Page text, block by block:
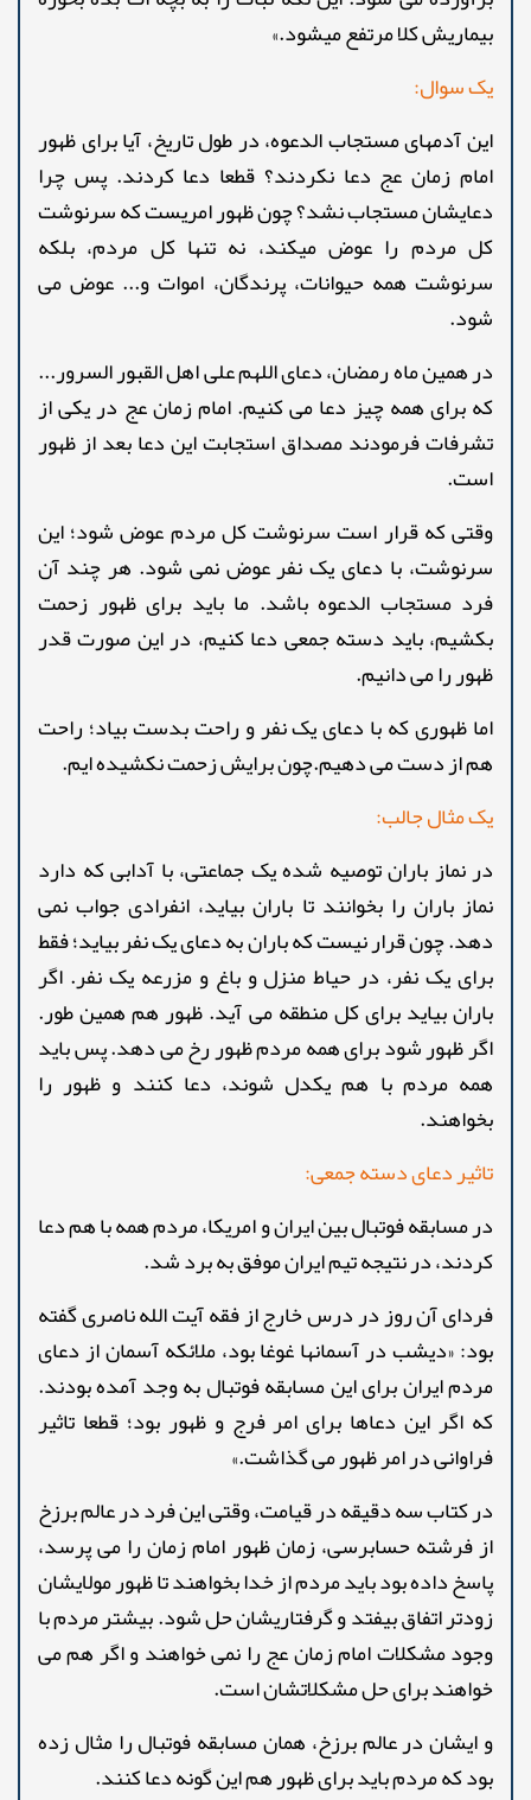
بیماریش کلا مرتفع میشود.»
یک سوال:
این آدمهای مستجاب الدعوه، در طول تاریخ، آیا برای ظهور
امام زمان عج دعا نکردند؟ قطعا دعا کردند. پس چرا
دعایشان مستجاب نشد؟ چون ظهور امریست که سرنوشت
کل مردم را عوض میکند، نه تنها کل مردم، بلکه
سرنوشت همه حیوانات، پرندگان، اموات و... عوض می
شود.
در همین ماه رمضان، دعای اللهم علی اهل القبور السرور...
که برای همه چیز دعا می کنیم. امام زمان عج در یکی از
تشرفات فرمودند مصداق استجابت این دعا بعد از ظهور
است.
وقتی که قرار است سرنوشت کل مردم عوض شود؛ این
سرنوشت، با دعای یک نفر عوض نمی شود. هر چند آن
فرد مستجاب الدعوه باشد. ما باید برای ظهور زحمت
بکشیم، باید دسته جمعی دعا کنیم، در این صورت قدر
ظهور را می دانیم.
اما ظهوری که با دعای یک نفر و راحت بدست بیاد؛ راحت
هم از دست می دهیم.چون برایش زحمت نکشیده ایم.
یک مثال جالب:
در نماز باران توصیه شده یک جماعتی، با آدابی که دارد
نماز باران را بخوانند تا باران بیاید، انفرادی جواب نمی
دهد. چون قرار نیست که باران به دعای یک نفر بیاید؛ فقط
برای یک نفر، در حیاط منزل و باغ و مزرعه یک نفر. اگر
باران بیاید برای کل منطقه می آید. ظهور هم همین طور.
اگر ظهور شود برای همه مردم ظهور رخ می دهد. پس باید
همه مردم با هم یکدل شوند، دعا کنند و ظهور را
بخواهند.
تاثیر دعای دسته جمعی:
در مسابقه فوتبال بین ایران و امریکا، مردم همه با هم دعا
کردند، در نتیجه تیم ایران موفق به برد شد.
فردای آن روز در درس خارج از فقه آیت الله ناصری گفته
بود: «دیشب در آسمانها غوغا بود، ملائکه آسمان از دعای
مردم ایران برای این مسابقه فوتبال به وجد آمده بودند.
که اگر این دعاها برای امر فرج و ظهور بود؛ قطعا تاثیر
فراوانی در امر ظهور می گذاشت.»
در کتاب سه دقیقه در قیامت، وقتی این فرد در عالم برزخ
از فرشته حسابرسی، زمان ظهور امام زمان را می پرسد،
پاسخ داده بود باید مردم از خدا بخواهند تا ظهور مولایشان
زودتر اتفاق بیفتد و گرفتاریشان حل شود. بیشتر مردم با
وجود مشکلات امام زمان عج را نمی خواهند و اگر هم می
خواهند برای حل مشکلاتشان است.
و ایشان در عالم برزخ، همان مسابقه فوتبال را مثال زده
بود که مردم باید برای ظهور هم این گونه دعا کنند.